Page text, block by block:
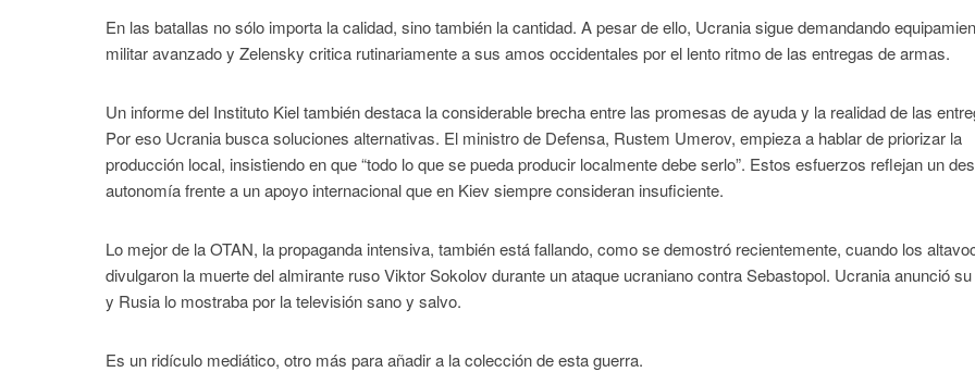
En las batallas no sólo importa la calidad, sino también la cantidad. A pesar de ello, Ucrania sigue demandando
militar avanzado y Zelensky critica rutinariamente a sus amos occidentales por el lento ritmo de las entregas de armas.
Un informe del Instituto Kiel también destaca la considerable brecha entre las promesas de ayuda y la realidad de las
Por eso Ucrania busca soluciones alternativas. El ministro de Defensa, Rustem Umerov, empieza a hablar de priorizar la
producción local, insistiendo en que “todo lo que se pueda producir localmente debe serlo”. Estos esfuerzos reflejan un
autonomía frente a un apoyo internacional que en Kiev siempre consideran insuficiente.
Lo mejor de la OTAN, la propaganda intensiva, también está fallando, como se demostró recientemente, cuando los
divulgaron la muerte del almirante ruso Viktor Sokolov durante un ataque ucraniano contra Sebastopol. Ucrania anunció
y Rusia lo mostraba por la televisión sano y salvo.
Es un ridículo mediático, otro más para añadir a la colección de esta guerra.